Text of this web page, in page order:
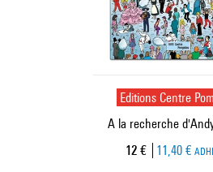
Editions Centre
A la recherche
Prix ​​actuel
12 € 11,40 €